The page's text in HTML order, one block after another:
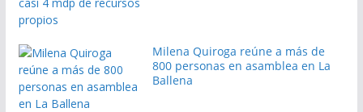
Milena Quiroga reúne a más de
800 personas en asamblea en La
Ballena